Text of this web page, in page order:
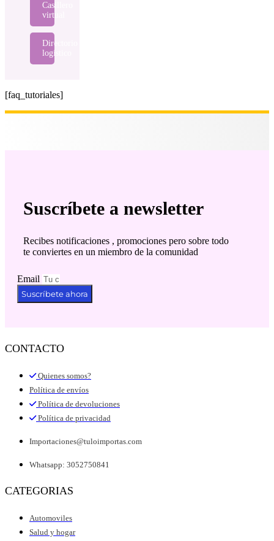
Casillero
virtual
Directorio
logístico
[faq_tutoriales]
Suscríbete a newsletter
Recibes notificaciones , promociones pero sobre todo
te conviertes en un miembro de la comunidad
Email
Suscríbete ahora
CONTACTO
Quienes somos?
Política de envíos
Política de devoluciones
Política de privacidad
Importaciones@tuloimportas.com
Whatsapp: 3052750841
CATEGORIAS
Automoviles
Salud y hogar